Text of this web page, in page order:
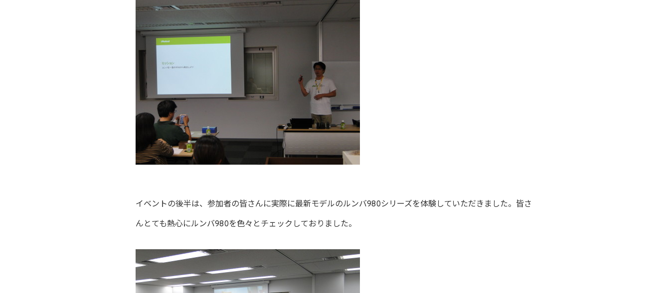
イベントの後半は、参加者の皆さんに実際に最新モデルのルンバ980シリーズを体験していただきました。皆さ
んとても熱心にルンバ980を色々とチェックしておりました。